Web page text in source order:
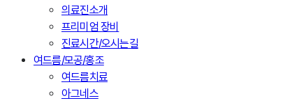
의료진소개
프리미엄 장비
진료시간/오시는길
여드름/모공/홍조
여드름치료
아그네스